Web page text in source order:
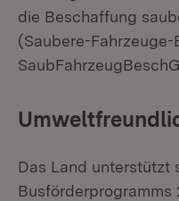
die Beschaffung
(Saubere-
Das Land unterstützt